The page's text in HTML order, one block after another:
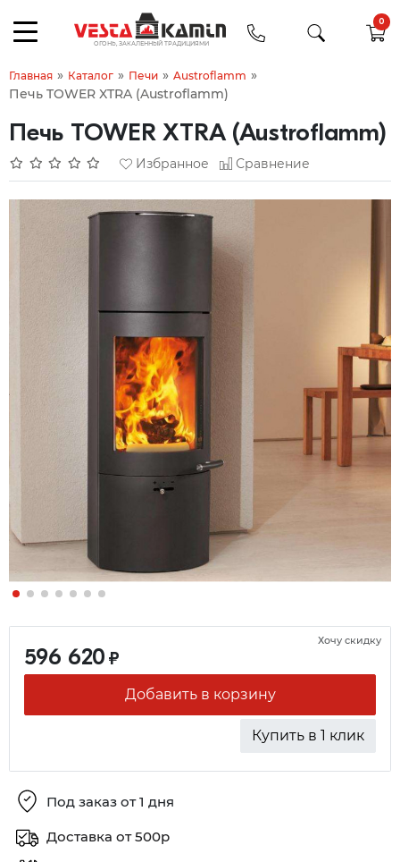
0
Главная » Каталог » Печи » Austroflamm »
Печь TOWER XTRA (Austroflamm)
Печь TOWER XTRA (Austroflamm)
Избранное Сравнение
596 620 ₽
Добавить в корзину
Купить в 1 клик
Хочу скидку
Под заказ от 1 дня
Доставка от 500р